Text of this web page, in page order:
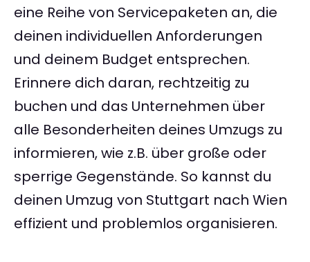
eine Reihe von Servicepaketen an, die
deinen individuellen Anforderungen
und deinem Budget entsprechen.
Erinnere dich daran, rechtzeitig zu
buchen und das Unternehmen über
alle Besonderheiten deines Umzugs zu
informieren, wie z.B. über große oder
sperrige Gegenstände. So kannst du
deinen Umzug von Stuttgart nach Wien
effizient und problemlos organisieren.